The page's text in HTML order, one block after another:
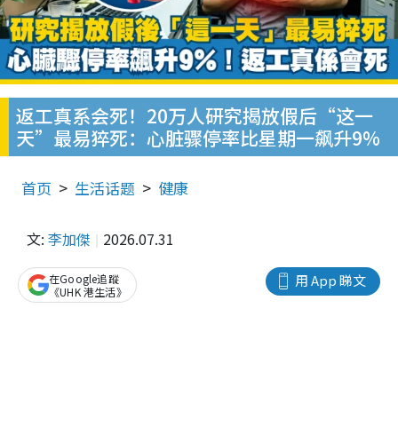
返工真系会死！20万人研究揭放假后“这一
天”最易猝死：心脏骤停率比星期一飙升9%
首页 生活话题 健康
文: 李加傑 2026.07.31
用 App 睇文
在Google追蹤
《UHK 港生活》